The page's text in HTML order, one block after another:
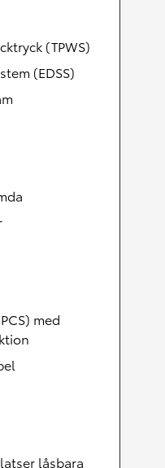
(TPWS)
(EDSS)
med
låsbara